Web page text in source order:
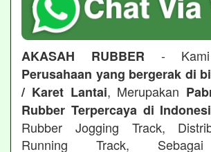
AKASAH RUBBER - Kami
Perusahaan yang bergerak di
/ Karet Lantai, Merupakan
Rubber Terpercaya di
Rubber Jogging Track,
Running Track, Sebagai